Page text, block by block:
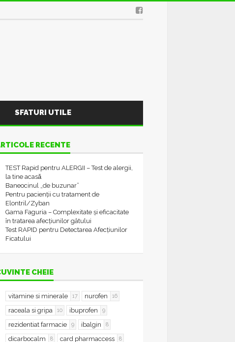
SFATURI UTILE
RECENTE
TEST Rapid pentru ALERGII – Test de alergii,
la tine acasǎ
Baneocinul „de buzunar”
Pentru pacienții cu tratament de
Elontril/Zyban
Gama Faguria – Complexitate și eficacitate
în tratarea afecțiunilor gâtului
Test RAPID pentru Detectarea Afecțiunilor
Ficatului
CHEIE
vitamine si minerale 17 nurofen 16
raceala si gripa 10 ibuprofen 9
rezidentiat farmacie 9 ibalgin 8
dicarbocalm 8 card pharmaccess 8